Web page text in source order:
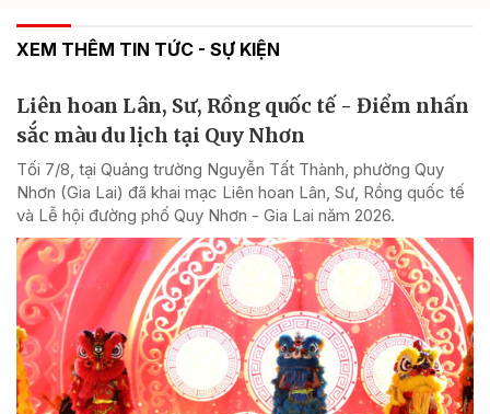
XEM THÊM TIN TỨC - SỰ KIỆN
Liên hoan Lân, Sư, Rồng quốc tế - Điểm nhấn
sắc màu du lịch tại Quy Nhơn
Tối 7/8, tại Quảng trường Nguyễn Tất Thành, phường Quy
Nhơn (Gia Lai) đã khai mạc Liên hoan Lân, Sư, Rồng quốc tế
và Lễ hội đường phố Quy Nhơn - Gia Lai năm 2026.